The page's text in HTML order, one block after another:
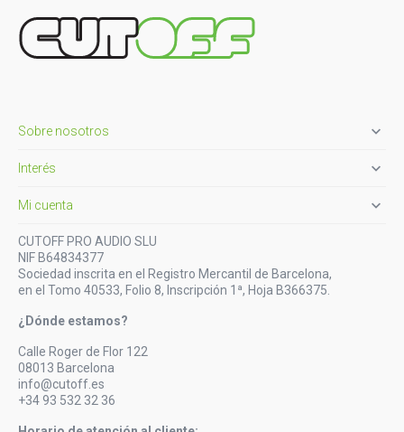
Sobre nosotros 
Interés 
Mi cuenta 
CUTOFF PRO AUDIO SLU
NIF B64834377
Sociedad inscrita en el Registro Mercantil de Barcelona,
en el Tomo 40533, Folio 8, Inscripción 1ª, Hoja B366375.
¿Dónde estamos?
Calle Roger de Flor 122
08013 Barcelona
info@cutoff.es
+34 93 532 32 36